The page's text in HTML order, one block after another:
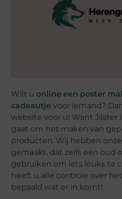
Wilt uonline een poster
cadeautje voor iemand?
website voor u! Want Jilster
gaat om het maken van
producten. Wij hebben
gemaakt, dat zelfs een oud
gebruiken om iets leuks te
heeft u alle controle over
bepaald wat er in komt!